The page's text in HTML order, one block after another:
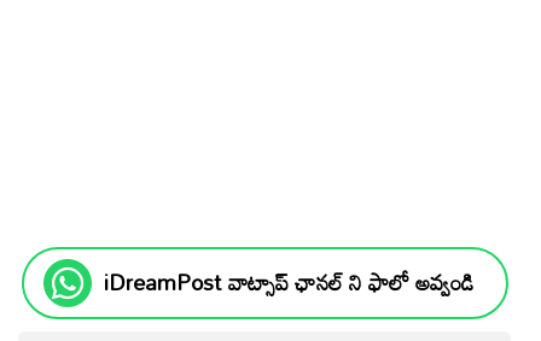
iDreamPost వాట్సాప్ ఛానల్ ని ఫాలో అవ్వండి